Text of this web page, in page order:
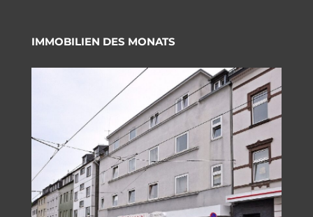
IMMOBILIEN DES MONATS